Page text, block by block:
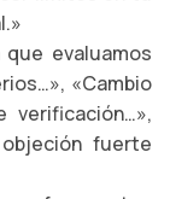
evaluamos
«Cambio
fuerte